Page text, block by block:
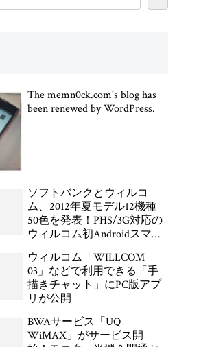
The memn0ck.com's blog has
been renewed by WordPress.
ソフトバンクとウィルコ
ム、2012年夏モデル12機種
50色を発表！PHS/3G対応の
ウィルコム初Androidスマー
WX04K」が登場
ウィルコム「WILLCOM
03」などで利用できる「手
描きチャット」にPC版アプ
リが公開
BWAサービス「UQ
WiMAX」がサービス開